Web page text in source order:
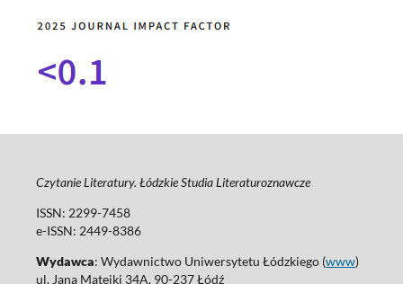
Czytanie Literatury. Łódzkie Studia Literaturoznawcze
ISSN: 2299-7458
e-ISSN: 2449-8386
Wydawca: Wydawnictwo Uniwersytetu Łódzkiego (www)
ul. Jana Matejki 34A, 90-237 Łódź